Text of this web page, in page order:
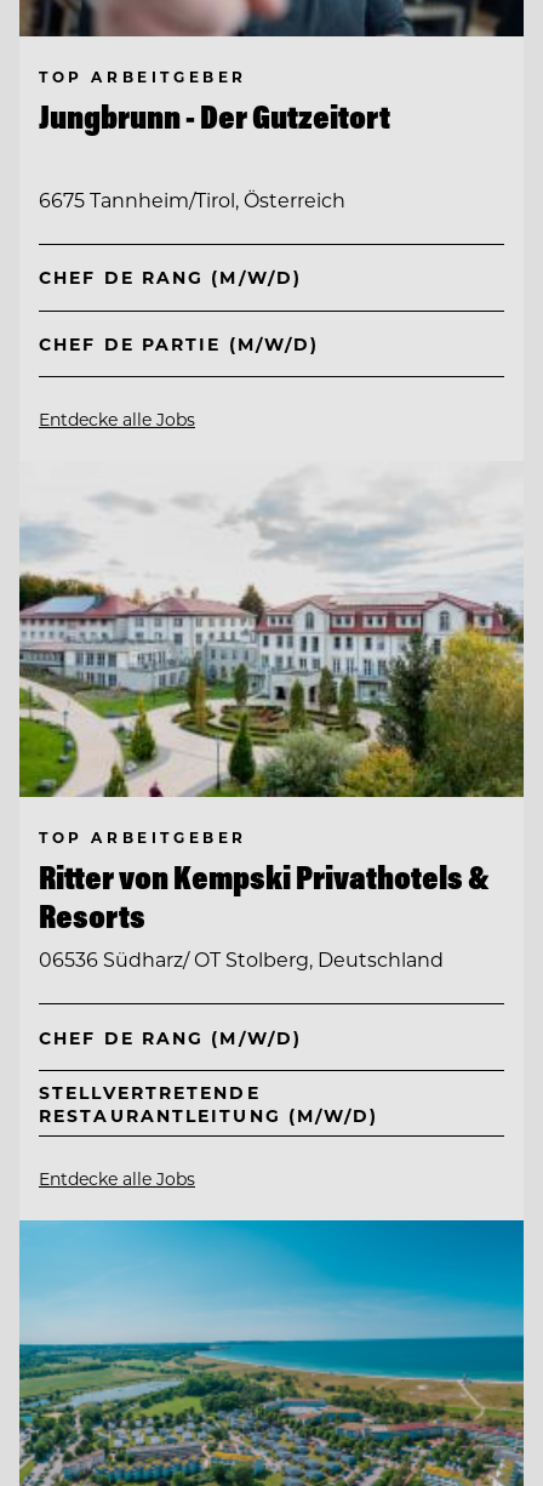
TOP ARBEITGEBER
Jungbrunn - Der Gutzeitort
6675 Tannheim/Tirol, Österreich
CHEF DE RANG (M/W/D)
CHEF DE PARTIE (M/W/D)
Entdecke alle Jobs
TOP ARBEITGEBER
Ritter von Kempski Privathotels &
Resorts
06536 Südharz/ OT Stolberg, Deutschland
CHEF DE RANG (M/W/D)
STELLVERTRETENDE
RESTAURANTLEITUNG (M/W/D)
Entdecke alle Jobs